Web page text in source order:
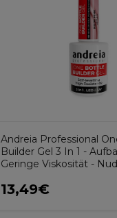
Andreia Professional
Builder Gel 3 In 1 -
Geringe Viskosität -
13,49€